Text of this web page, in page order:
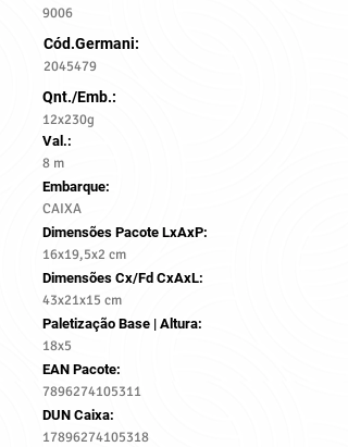
9006
Cód.Germani:
2045479
Qnt./Emb.:
12x230g
Val.:
8 m
Embarque:
CAIXA
Dimensões Pacote LxAxP:
16x19,5x2 cm
Dimensões Cx/Fd CxAxL:
43x21x15 cm
Paletização Base | Altura:
18x5
EAN Pacote:
7896274105311
DUN Caixa:
17896274105318